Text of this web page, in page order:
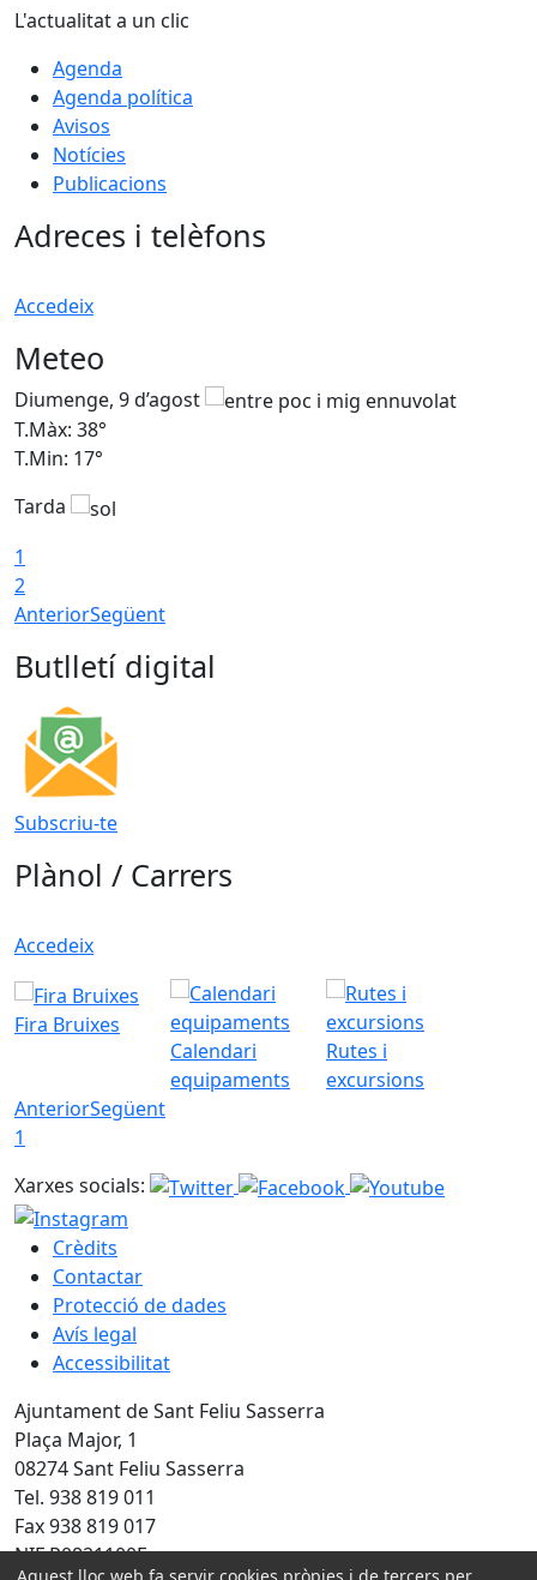
L'actualitat a un clic
Agenda
Agenda política
Avisos
Notícies
Publicacions
Adreces i telèfons
Accedeix
Meteo
Diumenge, 9 d’agost
T.Màx: 38°
T.Min: 17°
Tarda
1
2
AnteriorSegüent
Butlletí digital
Subscriu-te
Plànol / Carrers
Accedeix
Fira Bruixes
Calendari
equipaments
Rutes i
excursions
AnteriorSegüent
1
Xarxes socials:
Crèdits
Contactar
Protecció de dades
Avís legal
Accessibilitat
Ajuntament de Sant Feliu Sasserra
Plaça Major, 1
08274 Sant Feliu Sasserra
Tel. 938 819 011
Fax 938 819 017
NIF P0821100E